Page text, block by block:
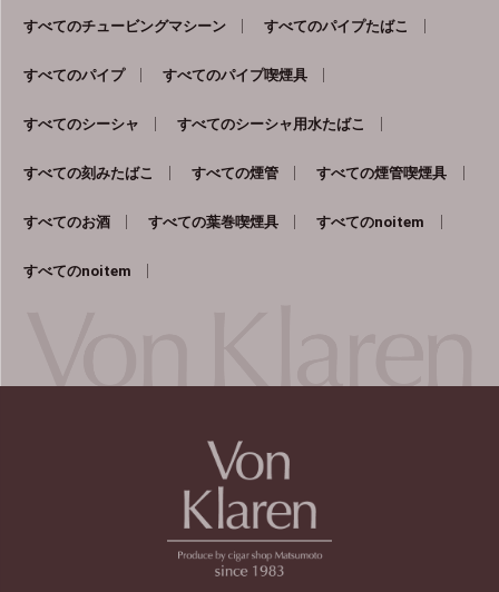
すべてのチュービングマシーン すべてのパイプたばこ
すべてのパイプ すべてのパイプ喫煙具
すべてのシーシャ すべてのシーシャ用水たばこ
すべての刻みたばこ すべての煙管 すべての煙管喫煙具
すべてのお酒 すべての葉巻喫煙具 すべてのnoitem
すべてのnoitem